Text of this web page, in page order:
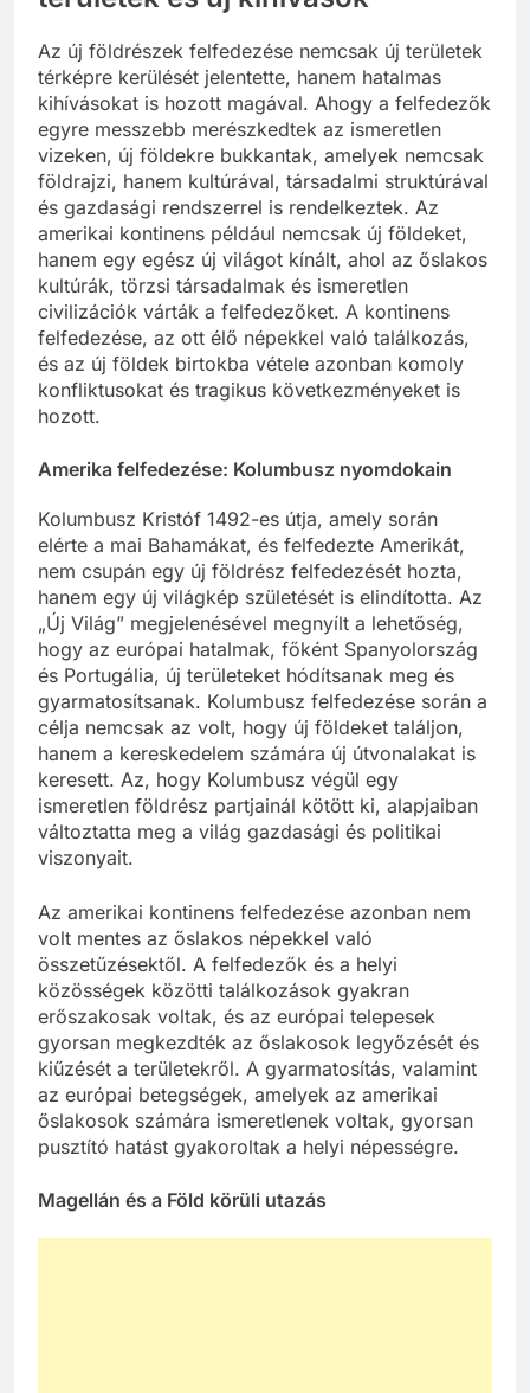
Az új földrészek felfedezése nemcsak új területek
térképre kerülését jelentette, hanem hatalmas
kihívásokat is hozott magával. Ahogy a felfedezők
egyre messzebb merészkedtek az ismeretlen
vizeken, új földekre bukkantak, amelyek nemcsak
földrajzi, hanem kultúrával, társadalmi struktúrával
és gazdasági rendszerrel is rendelkeztek. Az
amerikai kontinens például nemcsak új földeket,
hanem egy egész új világot kínált, ahol az őslakos
kultúrák, törzsi társadalmak és ismeretlen
civilizációk várták a felfedezőket. A kontinens
felfedezése, az ott élő népekkel való találkozás,
és az új földek birtokba vétele azonban komoly
konfliktusokat és tragikus következményeket is
hozott.
Amerika felfedezése: Kolumbusz nyomdokain
Kolumbusz Kristóf 1492-es útja, amely során
elérte a mai Bahamákat, és felfedezte Amerikát,
nem csupán egy új földrész felfedezését hozta,
hanem egy új világkép születését is elindította. Az
„Új Világ” megjelenésével megnyílt a lehetőség,
hogy az európai hatalmak, főként Spanyolország
és Portugália, új területeket hódítsanak meg és
gyarmatosítsanak. Kolumbusz felfedezése során a
célja nemcsak az volt, hogy új földeket találjon,
hanem a kereskedelem számára új útvonalakat is
keresett. Az, hogy Kolumbusz végül egy
ismeretlen földrész partjainál kötött ki, alapjaiban
változtatta meg a világ gazdasági és politikai
viszonyait.
Az amerikai kontinens felfedezése azonban nem
volt mentes az őslakos népekkel való
összetűzésektől. A felfedezők és a helyi
közösségek közötti találkozások gyakran
erőszakosak voltak, és az európai telepesek
gyorsan megkezdték az őslakosok legyőzését és
kiűzését a területekről. A gyarmatosítás, valamint
az európai betegségek, amelyek az amerikai
őslakosok számára ismeretlenek voltak, gyorsan
pusztító hatást gyakoroltak a helyi népességre.
Magellán és a Föld körüli utazás